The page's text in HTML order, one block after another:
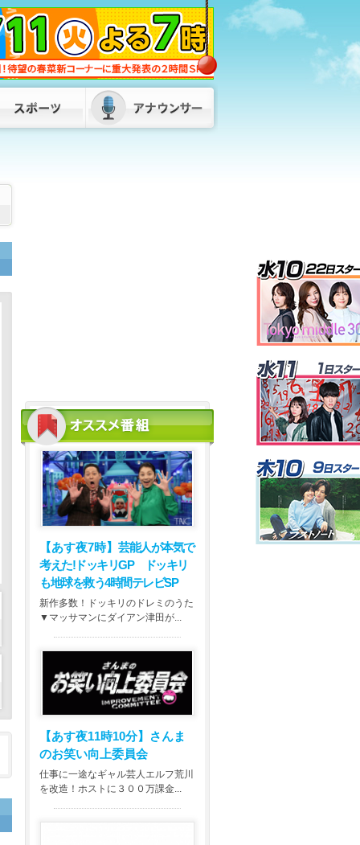
福岡県・福岡市・北九州市が「副首都」
指定目指し初の連絡会議 服部知事「県
内の市町村、経済界の皆さんとも力を合
わせて」 2026/08/07 17:50
松尾県議が自民県議団の会長を辞任 後
任は8月10日に選挙で決定へ 福岡県議
2026/08/07 17:00
【あす夜7時】 芸能人が本気で
考えた!ドッキリGP ドッキリ
も地球を救う4時間テレビSP
新作多数！ドッキリのドレミのうた
▼マッサマンにダイアン津田が...
【あす夜11時10分】
さんま
のお笑い向上委員会
仕事に一途なギャル芸人エルフ荒川
を改造！ホストに３００万課金...